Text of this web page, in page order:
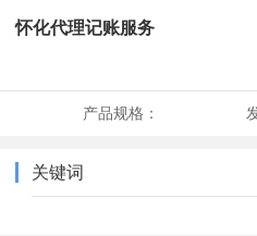
怀化代理记账服务
产品规格：
关键词